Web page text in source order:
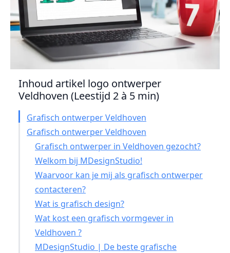
Inhoud artikel logo ontwerper
Veldhoven (Leestijd 2 à 5 min)
Grafisch ontwerper Veldhoven
Grafisch ontwerper Veldhoven
Grafisch ontwerper in Veldhoven gezocht?
Welkom bij MDesignStudio!
Waarvoor kan je mij als grafisch ontwerper
contacteren?
Wat is grafisch design?
Wat kost een grafisch vormgever in
Veldhoven ?
MDesignStudio | De beste grafische